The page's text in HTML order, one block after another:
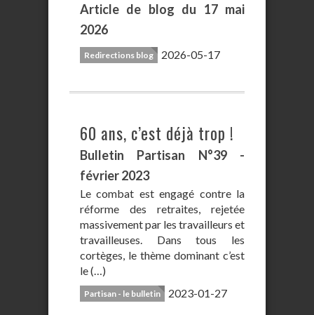
Article de blog du 17 mai
2026
Redirections blog 2026-05-17
60 ans, c’est déjà trop !
Bulletin Partisan N°39 -
février 2023
Le combat est engagé contre la
réforme des retraites, rejetée
massivement par les travailleurs et
travailleuses. Dans tous les
cortèges, le thème dominant c’est
le (…)
Partisan - le bulletin 2023-01-27